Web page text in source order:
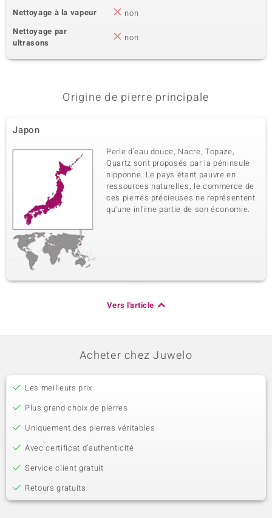
Nettoyage à la vapeur
non
Nettoyage par
ultrasons
non
Origine de pierre principale
Japon
Perle d'eau douce, Nacre, Topaze,
Quartz sont proposés par la péninsule
nipponne. Le pays étant pauvre en
ressources naturelles, le commerce de
ces pierres précieuses ne représentent
qu'une infime partie de son économie.
Vers l'article
Acheter chez Juwelo
Les meilleurs prix
Plus grand choix de pierres
Uniquement des pierres véritables
Avec certificat d’authenticité
Service client gratuit
Retours gratuits